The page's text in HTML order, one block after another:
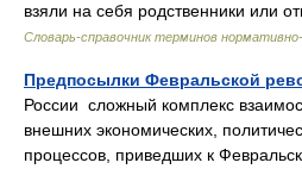
взяли на себя родственники или
Словарь-справочник терминов
Предпосылки Февральской
России сложный комплекс
внешних экономических,
процессов, приведших к